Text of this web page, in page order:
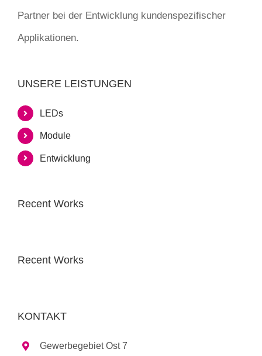
Partner bei der Entwicklung kundenspezifischer
Applikationen.
UNSERE LEISTUNGEN
LEDs
Module
Entwicklung
Recent Works
Recent Works
KONTAKT
Gewerbegebiet Ost 7